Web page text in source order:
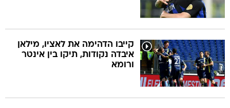
קייבו הדהימה את לאציו, מילאן
איבדה נקודות, תיקו בין אינטר
ורומא